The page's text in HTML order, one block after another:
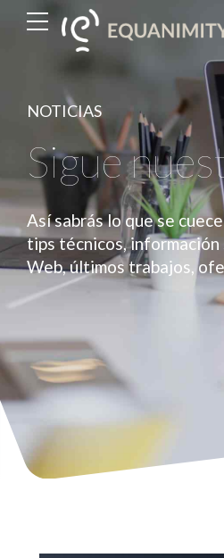
NOTICIAS
Sigue
Así sabrás lo que se
tips técnicos,
Web, últimos trabajos,